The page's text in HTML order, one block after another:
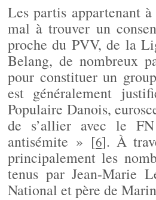
Les partis appartenant
mal à trouver un
proche du PVV, de la
Belang, de nombreux
pour constituer un
est généralement
Populaire Danois,
de s’allier avec le
antisémite » [6]. À
principalement les
tenus par Jean-Marie
National et père de